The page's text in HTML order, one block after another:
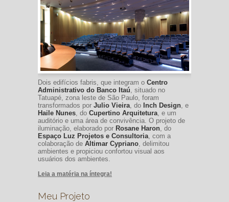
Dois edifícios fabris, que integram o Centro
Administrativo do Banco Itaú , situado no
Tatuapé, zona leste de São Paulo, foram
transformados por Julio Vieira , do Inch Design , e
Haile Nunes , do Cupertino Arquitetura , e um
auditório e uma área de convivência. O projeto de
iluminação, elaborado por Rosane Haron , do
Espaço Luz Projetos e Consultoria , com a
colaboração de Altimar Cypriano , delimitou
ambientes e propiciou confortou visual aos
usuários dos ambientes.
Leia a matéria na íntegra!
Meu Projeto